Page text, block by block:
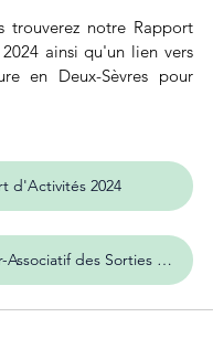
trouverez notre Rapport
ainsi qu'un lien vers
en Deux-Sèvres pour
d'Activités 2024
Calendrier Inter-Associatif des Sorties Nature 2025